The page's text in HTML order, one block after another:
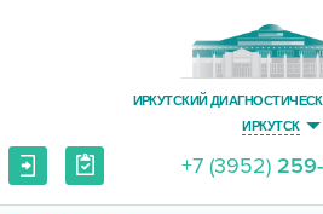
ИРКУТСКИЙ
ИРКУТСК
+7 (3952)